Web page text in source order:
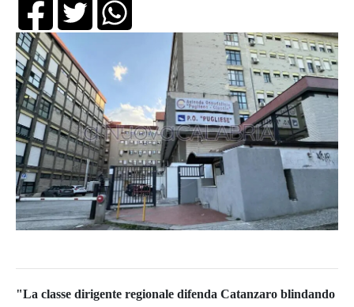
"La classe dirigente regionale difenda Catanzaro blindando